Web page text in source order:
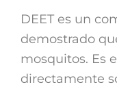
DEET es un
demostrado
mosquitos. Es
directamente